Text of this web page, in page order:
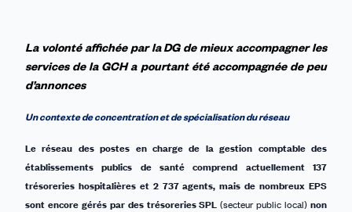
Lavolontéaffichée par la DG de mieux accompagner les
services de la GCHa pourtant été accompagnée depeu
d’annonces
Un contexte de concentrationet de spécialisationdu réseau
Le réseau des postes en charge de la gestion comptabledes
établissements publics de santécomprend actuellement137
trésoreries hospitalières et 2 737 agents, mais de nombreux EPS
sont encore gérés par des trésoreries SPL (secteur public local)non